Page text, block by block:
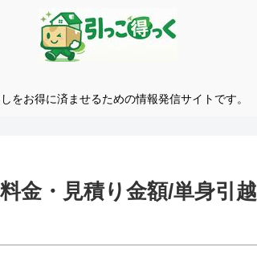
をお得に済ませるための情報発信サイトです。
金・見積り金額/単身引越